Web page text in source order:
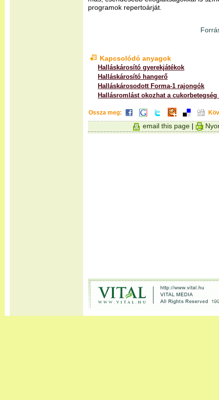
programok repertoárját.
Kapcsolódó anyagok
Halláskárosító gyerekjátékok
Halláskárosító hangerő
Halláskárosodott Forma-1 rajongók
Hallásromlást okozhat a
Ossza meg:
email this page|